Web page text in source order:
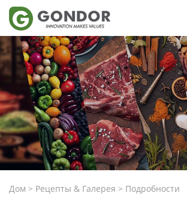
Дом > Рецепты & Галерея > Подробности